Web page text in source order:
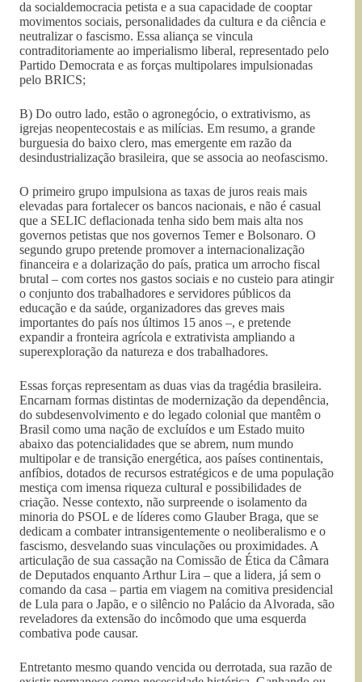
da socialdemocracia petista e a sua capacidade de cooptar
movimentos sociais, personalidades da cultura e da ciência e
neutralizar o fascismo. Essa aliança se vincula
contraditoriamente ao imperialismo liberal, representado pelo
Partido Democrata e as forças multipolares impulsionadas
pelo BRICS;
B) Do outro lado, estão o agronegócio, o extrativismo, as
igrejas neopentecostais e as milícias. Em resumo, a grande
burguesia do baixo clero, mas emergente em razão da
desindustrialização brasileira, que se associa ao neofascismo.
O primeiro grupo impulsiona as taxas de juros reais mais
elevadas para fortalecer os bancos nacionais, e não é casual
que a SELIC deflacionada tenha sido bem mais alta nos
governos petistas que nos governos Temer e Bolsonaro. O
segundo grupo pretende promover a internacionalização
financeira e a dolarização do país, pratica um arrocho fiscal
brutal – com cortes nos gastos sociais e no custeio para atingir
o conjunto dos trabalhadores e servidores públicos da
educação e da saúde, organizadores das greves mais
importantes do país nos últimos 15 anos –, e pretende
expandir a fronteira agrícola e extrativista ampliando a
superexploração da natureza e dos trabalhadores.
Essas forças representam as duas vias da tragédia brasileira.
Encarnam formas distintas de modernização da dependência,
do subdesenvolvimento e do legado colonial que mantêm o
Brasil como uma nação de excluídos e um Estado muito
abaixo das potencialidades que se abrem, num mundo
multipolar e de transição energética, aos países continentais,
anfíbios, dotados de recursos estratégicos e de uma população
mestiça com imensa riqueza cultural e possibilidades de
criação. Nesse contexto, não surpreende o isolamento da
minoria do PSOL e de líderes como Glauber Braga, que se
dedicam a combater intransigentemente o neoliberalismo e o
fascismo, desvelando suas vinculações ou proximidades. A
articulação de sua cassação na Comissão de Ética da Câmara
de Deputados enquanto Arthur Lira – que a lidera, já sem o
comando da casa – partia em viagem na comitiva presidencial
de Lula para o Japão, e o silêncio no Palácio da Alvorada, são
reveladores da extensão do incômodo que uma esquerda
combativa pode causar.
Entretanto mesmo quando vencida ou derrotada, sua razão de